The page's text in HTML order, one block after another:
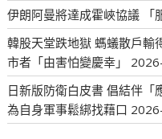
伊朗阿曼將達成霍峽協議 「
韓股天堂跌地獄 螞蟻散戶輸
市者「由害怕變慶幸」
日新版防衛白皮書 倡結伴「
為自身軍事鬆綁找藉口